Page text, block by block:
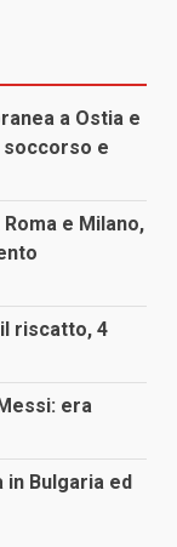
a Ostia e
soccorso e
e Milano,
riscatto, 4
era
in Bulgaria ed